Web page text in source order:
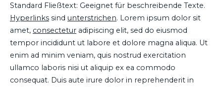
Standard Fließtext: Geeignet für beschreibende Texte.
Hyperlinks sind unterstrichen. Lorem ipsum dolor sit
amet, consectetur adipiscing elit, sed do eiusmod
tempor incididunt ut labore et dolore magna aliqua. Ut
enim ad minim veniam, quis nostrud exercitation
ullamco laboris nisi ut aliquip ex ea commodo
consequat. Duis aute irure dolor in reprehenderit in